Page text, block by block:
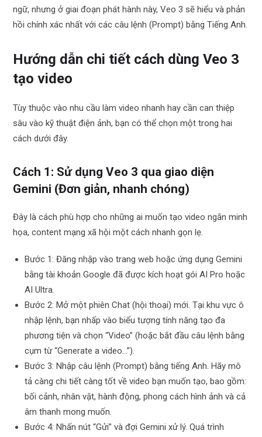
ngữ, nhưng ở giai đoạn phát hành này, Veo 3 sẽ hiểu và phản
hồi chính xác nhất với các câu lệnh (Prompt) bằng Tiếng Anh.
Hướng dẫn chi tiết cách dùng Veo 3
tạo video
Tùy thuộc vào nhu cầu làm video nhanh hay cần can thiệp
sâu vào kỹ thuật điện ảnh, bạn có thể chọn một trong hai
cách dưới đây.
Cách 1: Sử dụng Veo 3 qua giao diện
Gemini (Đơn giản, nhanh chóng)
Đây là cách phù hợp cho những ai muốn tạo video ngắn minh
họa, content mạng xã hội một cách nhanh gọn lẹ.
Bước 1: Đăng nhập vào trang web hoặc ứng dụng Gemini
bằng tài khoản Google đã được kích hoạt gói AI Pro hoặc
AI Ultra.
Bước 2: Mở một phiên Chat (hội thoại) mới. Tại khu vực ô
nhập lệnh, bạn nhấp vào biểu tượng tính năng tạo đa
phương tiện và chọn “Video” (hoặc bắt đầu câu lệnh bằng
cụm từ “Generate a video…”).
Bước 3: Nhập câu lệnh (Prompt) bằng tiếng Anh. Hãy mô
tả càng chi tiết càng tốt về video bạn muốn tạo, bao gồm:
bối cảnh, nhân vật, hành động, phong cách hình ảnh và cả
âm thanh mong muốn.
Bước 4: Nhấn nút “Gửi” và đợi Gemini xử lý. Quá trình